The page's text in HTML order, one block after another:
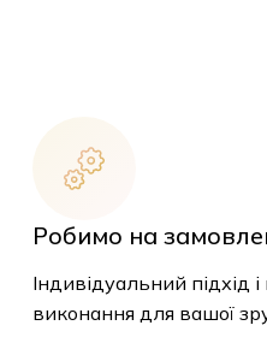
Робимо на
Індивідуальний підхід
виконання для вашої